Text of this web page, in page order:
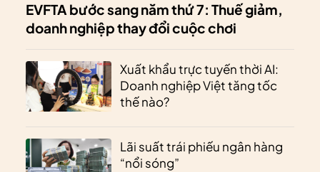
EVFTA bước sang năm thứ 7: Thuế giảm,
doanh nghiệp thay đổi cuộc chơi
Xuất khẩu trực tuyến thời AI:
Doanh nghiệp Việt tăng tốc
thế nào?
Lãi suất trái phiếu ngân hàng
“nổi sóng”